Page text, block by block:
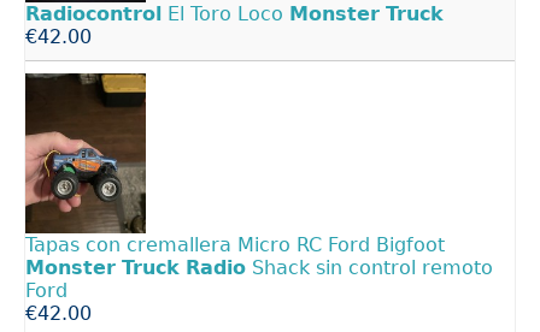
Radiocontrol El Toro Loco Monster Truck
€42.00
Tapas con cremallera Micro RC Ford Bigfoot
Monster Truck Radio Shack sin control remoto
Ford
€42.00